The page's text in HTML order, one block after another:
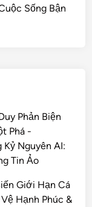
Sống Bận
Phản Biện
Phá -
Kỷ Nguyên AI:
Tin Ảo
Giới Hạn Cá
Hạnh Phúc &